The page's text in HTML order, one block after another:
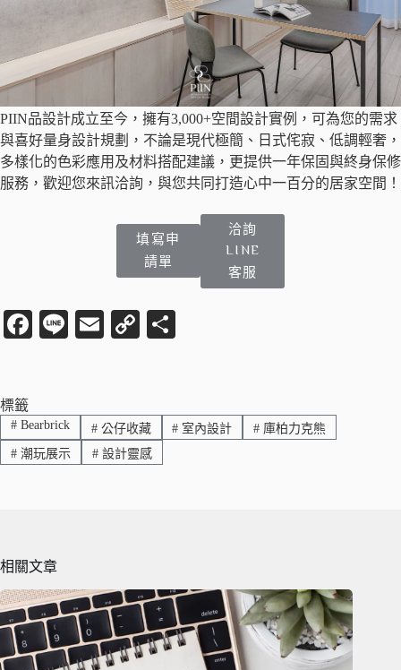
PIIN品設計成立至今，擁有3,000+空間設計實例，可為您的需求
與喜好量身設計規劃，不論是現代極簡、日式侘寂、低調輕奢，
多樣化的色彩應用及材料搭配建議，更提供一年保固與終身保修
服務，歡迎您來訊洽詢，與您共同打造心中一百分的居家空間！
填寫申
請單
洽詢
LINE
客服
Fa
ok
Li
E
C
Li
nk
標籤
#Bearbrick #公仔收藏 # 室內設計 # 庫柏力克熊
#潮玩展示 #設計靈感
相關文章